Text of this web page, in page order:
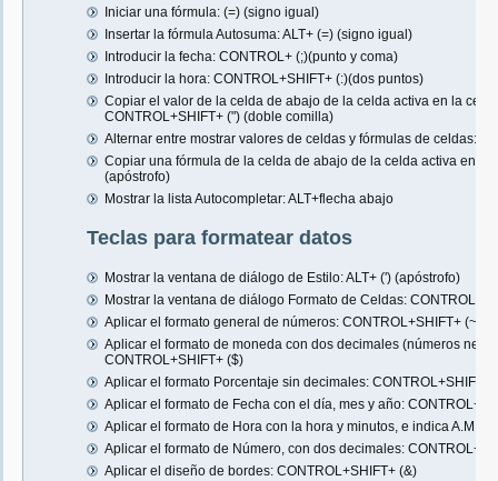
Iniciar una fórmula: (=) (signo igual)
Insertar la fórmula Autosuma: ALT+ (=) (signo igual)
Introducir la fecha: CONTROL+ (;)(punto y coma)
Introducir la hora: CONTROL+SHIFT+ (:)(dos puntos)
Copiar el valor de la celda de abajo de la celda activa en la
CONTROL+SHIFT+ (") (doble comilla)
Alternar entre mostrar valores de celdas y fórmulas de celdas:
Copiar una fórmula de la celda de abajo de la celda activa en la
(apóstrofo)
Mostrar la lista Autocompletar: ALT+flecha abajo
Teclas para formatear datos
Mostrar la ventana de diálogo de Estilo: ALT+ (') (apóstrofo)
Mostrar la ventana de diálogo Formato de Celdas: CONTROL+1
Aplicar el formato general de números: CONTROL+SHIFT+ (~)
Aplicar el formato de moneda con dos decimales (números
CONTROL+SHIFT+ ($)
Aplicar el formato Porcentaje sin decimales: CONTROL+SHIFT+
Aplicar el formato de Fecha con el día, mes y año:
Aplicar el formato de Hora con la hora y minutos, e indica A.M. o
Aplicar el formato de Número, con dos decimales:
Aplicar el diseño de bordes: CONTROL+SHIFT+ (&)